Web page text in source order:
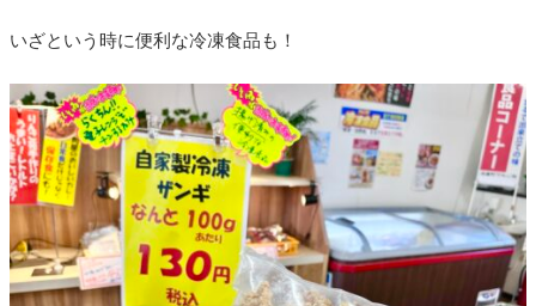
いざという時に便利な冷凍食品も！